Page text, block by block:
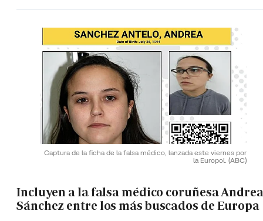
Captura de la ficha de la falsa médico, lanzada este viernes por
la Europol. (ABC)
Incluyen a la falsa médico coruñesa Andrea
Sánchez entre los más buscados de Europa